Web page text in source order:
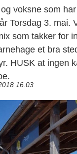
voksne som
Torsdag 3. mai.
som takker for
et bra
HUSK at ingen
16.03